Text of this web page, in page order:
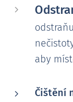
aby
Čištění